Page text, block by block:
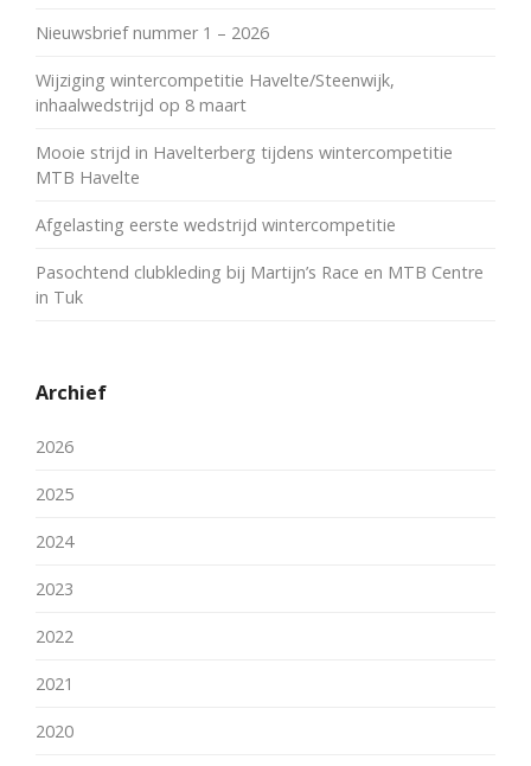
Nieuwsbrief nummer 1 – 2026
Wijziging wintercompetitie Havelte/Steenwijk,
inhaalwedstrijd op 8 maart
Mooie strijd in Havelterberg tijdens wintercompetitie
MTB Havelte
Afgelasting eerste wedstrijd wintercompetitie
Pasochtend clubkleding bij Martijn’s Race en MTB Centre
in Tuk
Archief
2026
2025
2024
2023
2022
2021
2020